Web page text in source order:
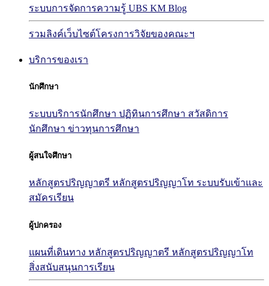
ระบบการจัดการความรู้ UBS KM Blog
รวมลิงค์เว็บไซต์โครงการวิจัยของคณะฯ
บริการของเรา
นักศึกษา
ระบบบริการนักศึกษา ปฏิทินการศึกษา สวัสดิการ
นักศึกษา ข่าวทุนการศึกษา
ผู้สนใจศึกษา
หลักสูตรปริญญาตรี หลักสูตรปริญญาโท ระบบรับเข้าและ
สมัครเรียน
ผู้ปกครอง
แผนที่เดินทาง หลักสูตรปริญญาตรี หลักสูตรปริญญาโท
สิ่งสนับสนุนการเรียน